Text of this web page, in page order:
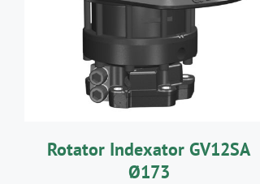
DÉTAILS
Rotator Indexator GV12SA
Ø173